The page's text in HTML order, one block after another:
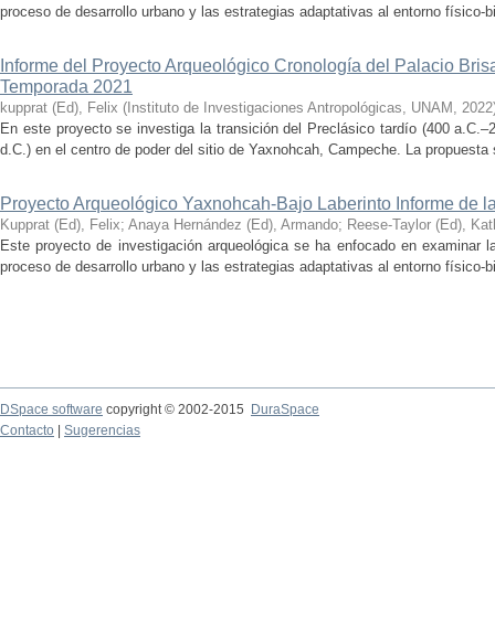
proceso de desarrollo urbano y las estrategias adaptativas al entorno físico-
Informe del Proyecto Arqueológico Cronología del Palacio
Temporada 2021
kupprat (Ed), Felix ( Instituto de Investigaciones Antropológicas, UNAM , 2022
En este proyecto se investiga la transición del Preclásico tardío (400
d.C.) en el centro de poder del sitio de Yaxnohcah, Campeche. La
Proyecto Arqueológico Yaxnohcah-Bajo Laberinto Informe de
Kupprat (Ed), Felix; Anaya Hernández (Ed), Armando; Reese-Taylor (Ed),
Este proyecto de investigación arqueológica se ha enfocado en examinar
proceso de desarrollo urbano y las estrategias adaptativas al entorno físico-
DSpace software copyright © 2002-2015
DuraSpace
Contacto
Sugerencias